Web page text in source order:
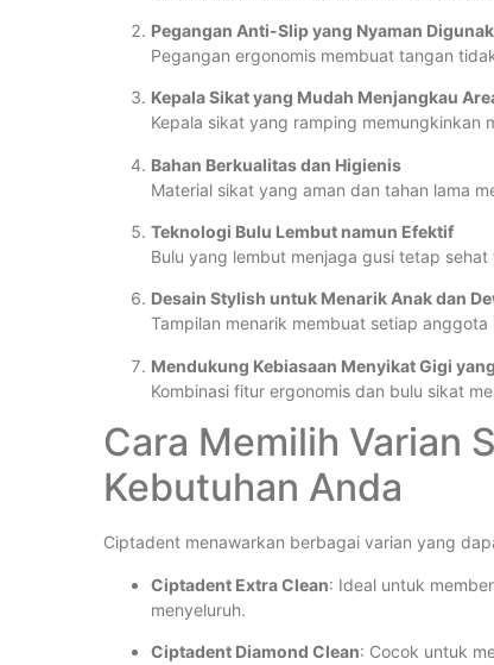
Pegangan Anti-Slip yang Nyaman
Pegangan ergonomis membuat tangan
Kepala Sikat yang Mudah Menjangkau
Kepala sikat yang ramping memungkinkan
Bahan Berkualitas dan Higienis
Material sikat yang aman dan tahan lama
Teknologi Bulu Lembut namun Efektif
Bulu yang lembut menjaga gusi tetap
Desain Stylish untuk Menarik Anak dan
Tampilan menarik membuat setiap
Mendukung Kebiasaan Menyikat Gigi
Kombinasi fitur ergonomis dan bulu sikat
Cara Memilih Varian
Kebutuhan Anda
Ciptadent menawarkan berbagai varian yang
Ciptadent Extra Clean: Ideal untuk
menyeluruh.
Ciptadent Diamond Clean: Cocok untuk